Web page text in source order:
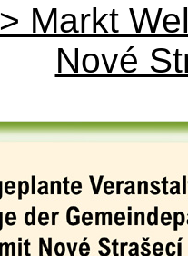
> Markt
Nové